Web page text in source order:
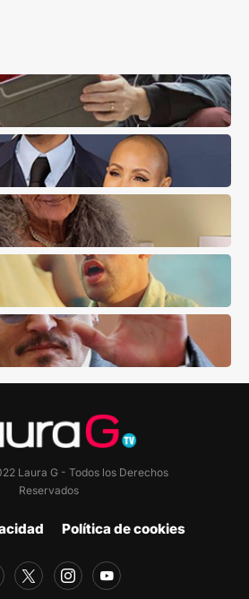
Laura G - Todos los Derechos
Reservados
Política de cookies